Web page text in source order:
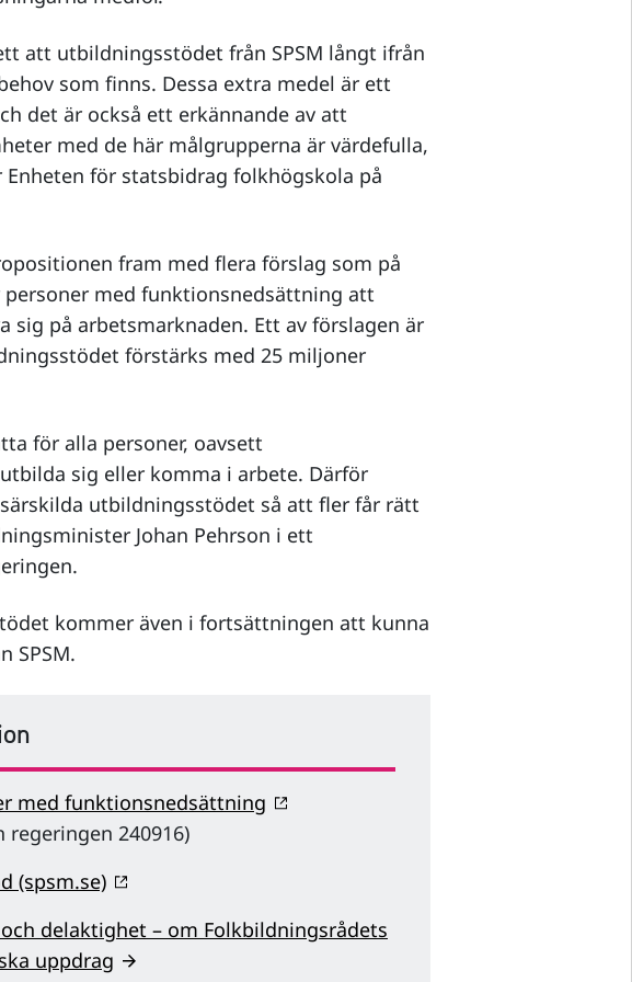
att utbildningsstödet från SPSM långt ifrån
som finns. Dessa extra medel är ett
det är också ett erkännande av att
med de här målgrupperna är värdefulla,
Enheten för statsbidrag folkhögskola på
fram med flera förslag som på
med funktionsnedsättning att
sig på arbetsmarknaden. Ett av förslagen är
förstärks med 25 miljoner
för alla personer, oavsett
sig eller komma i arbete. Därför
utbildningsstödet så att fler får rätt
Johan Pehrson i ett
kommer även i fortsättningen att kunna
SPSM.
med funktionsnedsättning
regeringen 240916)
(spsm.se)
delaktighet – om Folkbildningsrådets
uppdrag